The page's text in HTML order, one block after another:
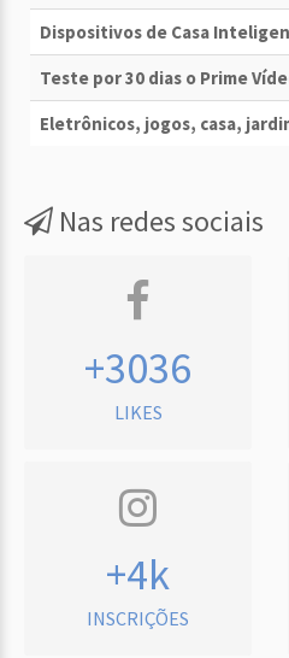
Dispositivos de Casa
Teste por 30 dias o Prime
Eletrônicos, jogos, casa,
Nas redes sociais
+3036
LIKES
+4k
INSCRIÇÕES